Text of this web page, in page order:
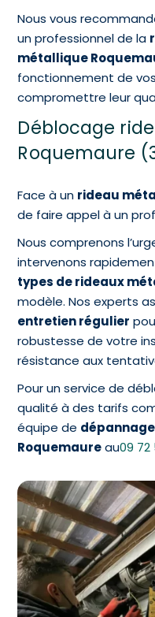
Nous vous
un professionnel de la
métallique
fonctionnement de
compromettre leur
Déblocage
Roquemaure
Face à un rideau
de faire appel à un
Nous comprenons
intervenons
types de rideaux
modèle. Nos experts
entretien régulier
robustesse de votre
résistance aux
Pour un service de
qualité à des tarifs
équipe de
Roquemaureau09 72